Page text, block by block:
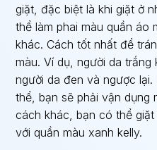
giặt, đặc biệt là khi giặt ở
thể làm phai màu quần áo
khác. Cách tốt nhất để
màu. Ví dụ, người da trắng
người da đen và ngược
thể, bạn sẽ phải vận dụng
cách khác, bạn có thể
với quần màu xanh kelly.